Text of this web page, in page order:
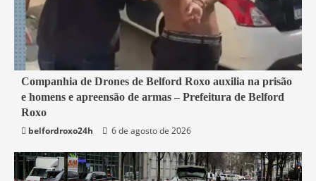
1 min read
Belford Roxo
Companhia de Drones de Belford Roxo auxilia na prisão
e homens e apreensão de armas – Prefeitura de Belford
Roxo
belfordroxo24h
6 de agosto de 2026